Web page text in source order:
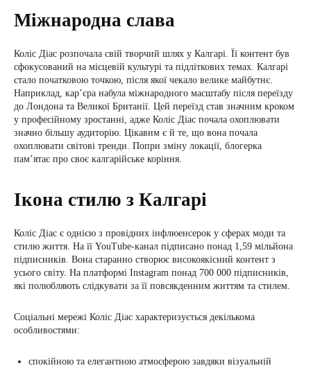
Міжнародна слава
Коліс Діас розпочала свій творчий шлях у Калгарі. Її контент був
сфокусований на місцевій культурі та підліткових темах. Калгарі
стало початковою точкою, після якої чекало велике майбутнє.
Наприклад, кар’єра набула міжнародного масштабу після переїзду
до Лондона та Великої Британії. Цей переїзд став значним кроком
у професійному зростанні, адже Коліс Діас почала охоплювати
значно більшу аудиторію. Цікавим є й те, що вона почала
охоплювати світові тренди. Попри зміну локації, блогерка
пам’ятає про своє калгарійське коріння.
Ікона стилю з Калгарі
Коліс Діас є однією з провідних інфлюенсерок у сферах моди та
стилю життя. На її YouTube-канал підписано понад 1,59 мільйона
підписників. Вона старанно створює високоякісний контент з
усього світу. На платформі Instagram понад 700 000 підписників,
які полюбляють слідкувати за її повсякденним життям та стилем.
Соціальні мережі Коліс Діас характеризується декількома
особливостями:
спокійною та елегантною атмосферою завдяки візуальній